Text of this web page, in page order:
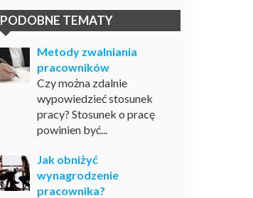
PODOBNE TEMATY
Metody zwalniania
pracowników
Czy można zdalnie
wypowiedzieć stosunek
pracy? Stosunek o pracę
powinien być...
Jak obniżyć
wynagrodzenie
pracownika?